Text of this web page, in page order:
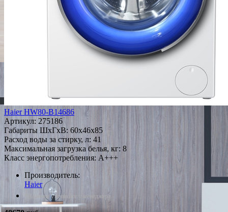
Haier HW80-B14686
Артикул: 275186
Габариты ШxГxВ: 60x46x85
Расход воды за стирку, л: 41
Максимальная загрузка белья, кг: 8
Класс энергопотребления: A+++
Производитель:
Haier
*Наличие уточняйте у менеджера